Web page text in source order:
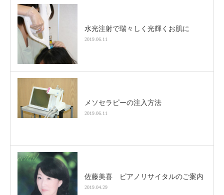
水光注射で瑞々しく光輝くお肌に
2019.06.11
メソセラピーの注入方法
2019.06.11
佐藤美喜 ピアノリサイタルのご案内
2019.04.29